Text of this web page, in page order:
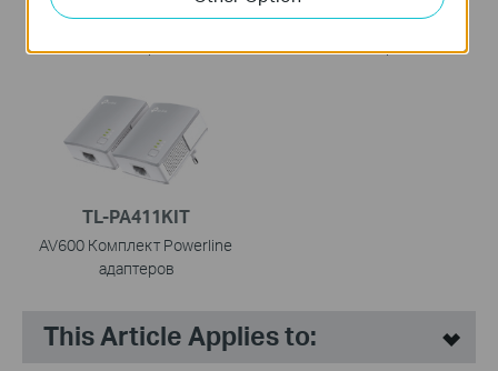
AV600 Комплект Powerline
AV600 Комплект Wi-Fi
TL-PA411KIT
AV600 Комплект Powerline
адаптеров
This Article Applies to: